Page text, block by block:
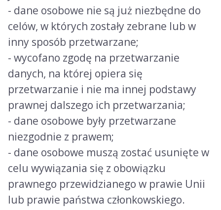
- dane osobowe nie są już niezbędne do
celów, w których zostały zebrane lub w
inny sposób przetwarzane;
- wycofano zgodę na przetwarzanie
danych, na której opiera się
przetwarzanie i nie ma innej podstawy
prawnej dalszego ich przetwarzania;
- dane osobowe były przetwarzane
niezgodnie z prawem;
- dane osobowe muszą zostać usunięte w
celu wywiązania się z obowiązku
prawnego przewidzianego w prawie Unii
lub prawie państwa członkowskiego.